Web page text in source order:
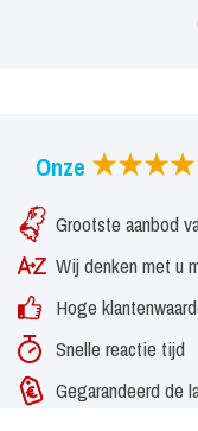
Onze
Grootste aanbod
Wij denken met u
Hoge
Snelle reactie tijd
Gegarandeerd de